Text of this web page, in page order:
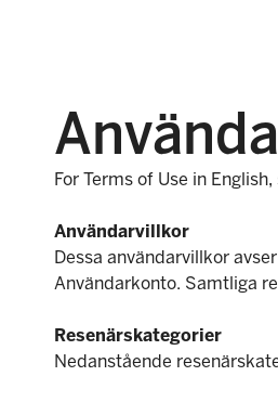
For Terms of Use in
Användarvillkor
Dessa användarvillkor
Användarkonto. Samtliga
Resenärskategorier
Nedanstående